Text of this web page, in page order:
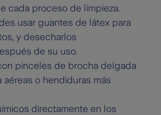
cada proceso de limpieza.
usar guantes de látex para
y desecharlos
de su uso.
pinceles de brocha delgada
o hendiduras más
directamente en los